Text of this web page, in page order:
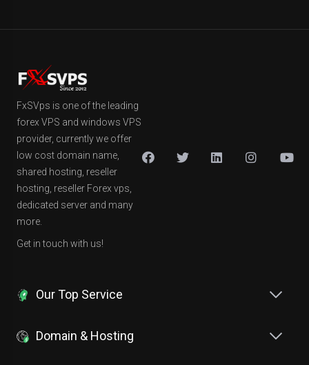
FxSVps is one of the leading
forex VPS and windows VPS
provider, currently we offer
low cost domain name,
shared hosting, reseller
hosting, reseller Forex vps,
dedicated server and many
more.
Get in touch with us!
Our Top Service
Domain & Hosting